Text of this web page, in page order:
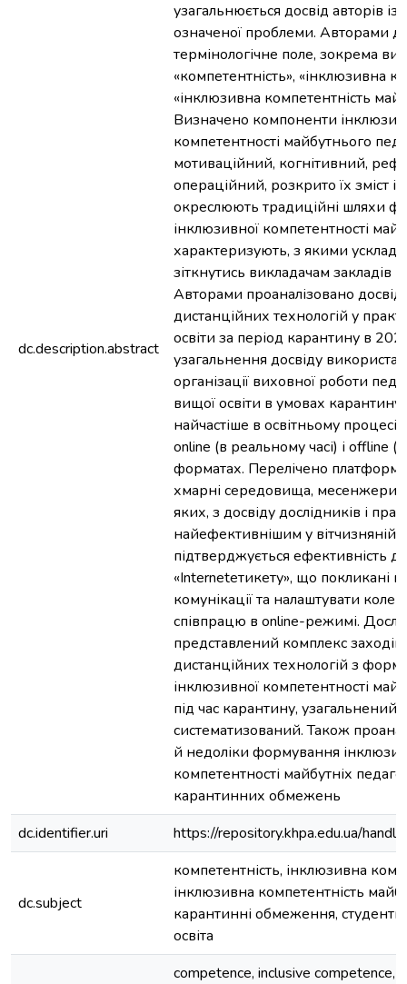
dc.description.abstract
узагальнюється досвід авторів
означеної проблеми. Авторами
термінологічне поле, зокрема
«компетентність», «інклюзивна
«інклюзивна компетентність
Визначено компоненти
компетентності майбутнього
мотиваційний, когнітивний,
операційний, розкрито їх зміст і
окреслюють традиційні шляхи
інклюзивної компетентності
характеризують, з якими
зіткнутись викладачам закладів
Авторами проаналізовано
дистанційних технологій у
освіти за період карантину в
узагальнення досвіду
організації виховної роботи
вищої освіти в умовах
найчастіше в освітньому
online (в реальному часі) і offline
форматах. Перелічено
хмарні середовища, месенжери,
яких, з досвіду дослідників і
найефективнішим у вітчизняній
підтверджується ефективність
«Internetетикету», що покликані
комунікації та налаштувати
співпрацю в online-режимі.
представлений комплекс
дистанційних технологій з
інклюзивної компетентності
під час карантину, узагальнений
систематизований. Також
й недоліки формування
компетентності майбутніх
карантинних обмежень
dc.identifier.uri
https://repository.khpa.edu.ua/
dc.subject
компетентність, інклюзивна
інклюзивна компетентність
карантинні обмеження,
освіта
competence, inclusive competence,